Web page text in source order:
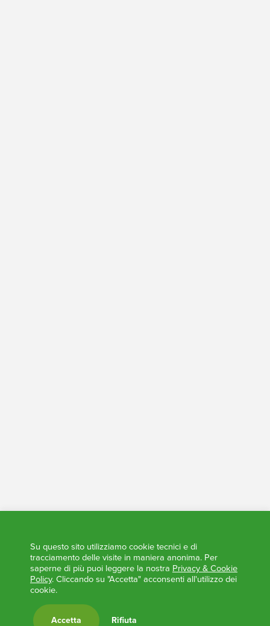
Elezioni Trasparenti
Su questo sito utilizziamo cookie tecnici e di
tracciamento delle visite in maniera anonima. Per
saperne di più puoi leggere la nostra Privacy & Cookie
Policy. Cliccando su "Accetta" acconsenti all'utilizzo dei
cookie.
Accetta Rifiuta